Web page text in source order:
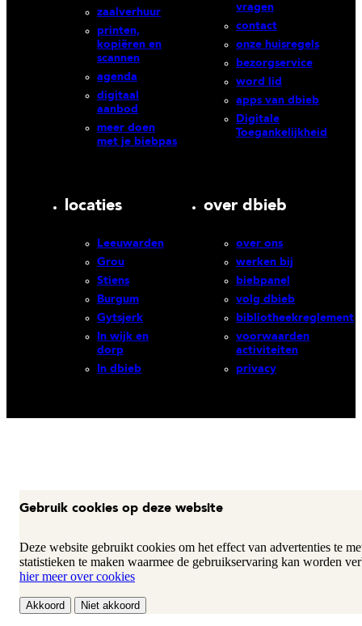
Gebruik cookies op deze website
Deze website gebruikt cookies om het effect van advertenties te
statistieken te maken waarmee de gebruikservaring kan worden
hier meer over cookies
Akkoord Niet akkoord
zaalverhuur
printen,
kopiëren en
scannen
agenda
digitaal
aanbod
meer doen
met je biebpas
vragen
contact
onze huisregels
bezorgservice
word lid
apps van dbieb
Digitale
Toegankelijkheid
locaties
Leeuwarden
Grou
Stiens
Burgum
Gytsjerk
In wijk en
dorp
In dbieb
over dbieb
over ons
werken bij
biebpanel
volg dbieb
bibliotheekreglement
voorwaarden
activiteiten
privacy